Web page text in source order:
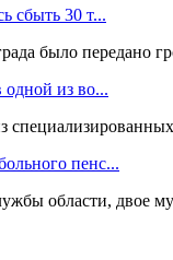
сбыть 30 т...
было передано
одной из во...
пенс...
области,